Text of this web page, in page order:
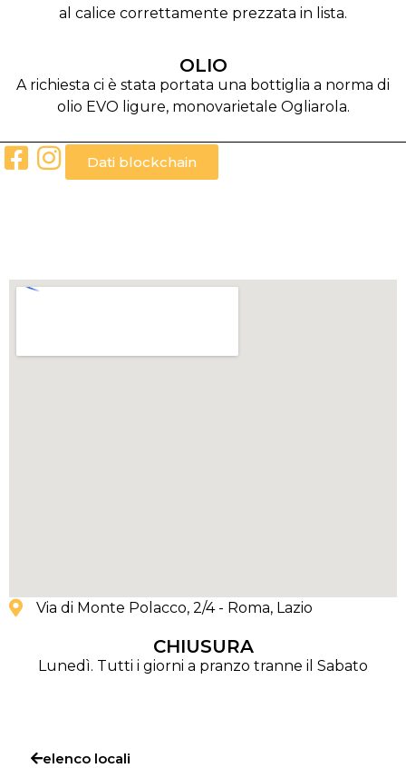
al calice correttamente prezzata in lista.
OLIO
A richiesta ci è stata portata una bottiglia a norma di
olio EVO ligure, monovarietale Ogliarola.
Dati blockchain
Via di Monte Polacco, 2/4 - Roma, Lazio
CHIUSURA
Lunedì. Tutti i giorni a pranzo tranne il Sabato
elenco locali